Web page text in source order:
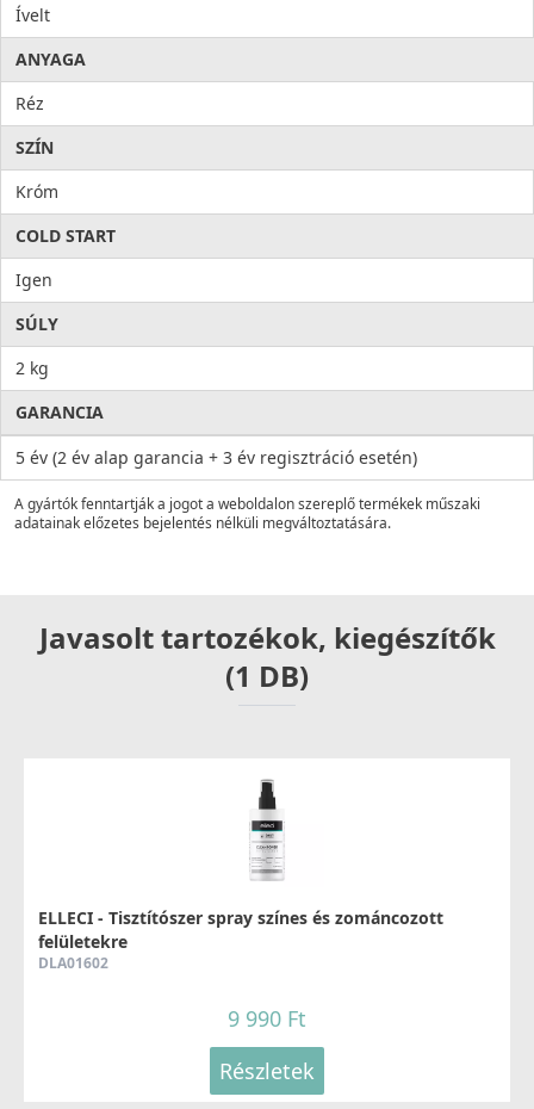
Ívelt
ANYAGA
Réz
SZÍN
Króm
COLD START
Igen
SÚLY
2 kg
GARANCIA
5 év (2 év alap garancia + 3 év regisztráció esetén)
A gyártók fenntartják a jogot a weboldalon szereplő termékek műszaki
adatainak előzetes bejelentés nélküli megváltoztatására.
Javasolt tartozékok, kiegészítők
(1 DB)
ELLECI - Tisztítószer spray színes és zománcozott
felületekre
DLA01602
9 990 Ft
Részletek